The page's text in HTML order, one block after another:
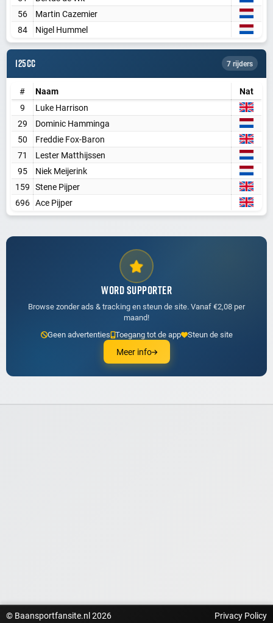
56
Martin Cazemier
84
Nigel Hummel
125CC 7 rijders
# Naam
Nat
9
Luke Harrison
29
Dominic Hamminga
50
Freddie Fox-Baron
71
Lester Matthijssen
95
Niek Meijerink
159 Stene Pijper
696 Ace Pijper
WORD SUPPORTER
Browse zonder ads & tracking en steun de site. Vanaf €2,08 per
maand!
Geen advertenties Toegang tot de app Steun de site
Meer info
© Baansportfansite.nl 2026 Privacy Policy
Heb je al een account? Inloggen